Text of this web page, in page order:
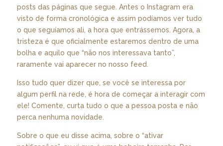
posts das páginas que segue. Antes o Instagram era
visto de forma cronológica e assim podíamos ver tudo
o que seguíamos ali, a hora que entrássemos. Agora, a
tristeza é que oficialmente estaremos dentro de uma
bolha e aquilo que “não nos interessava tanto”,
raramente vai aparecer no nosso feed.
Isso tudo quer dizer que, se você se interessa por
algum perfil na rede, é hora de começar a interagir com
ele! Comente, curta tudo o que a pessoa posta e não
perca nenhuma novidade.
Sobre o que eu disse acima, sobre o “ativar